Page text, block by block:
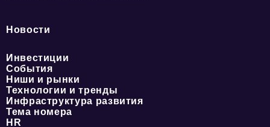
Новости
Инвестиции
События
Ниши и рынки
Технологии и тренды
Инфраструктура развития
Тема номера
HR